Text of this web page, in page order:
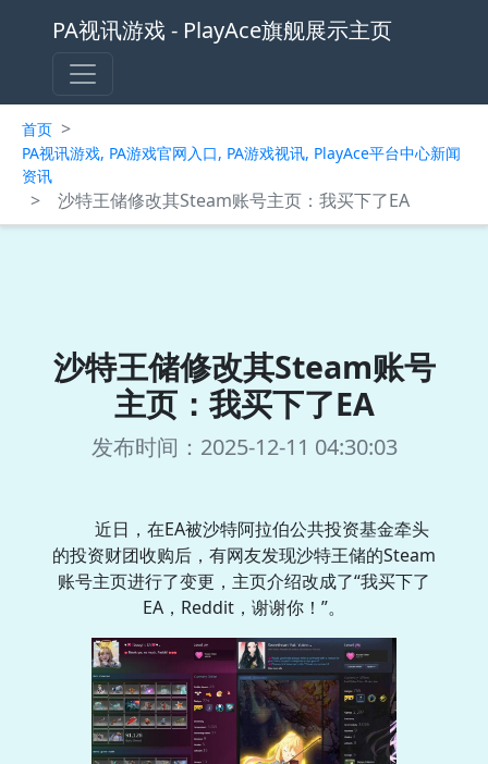
PA视讯游戏 - PlayAce旗舰展示主页
首页 >
PA视讯游戏, PA游戏官网入口, PA游戏视讯, PlayAce平台中心新闻
资讯
> 沙特王储修改其Steam账号主页：我买下了EA
沙特王储修改其Steam账号
主页：我买下了EA
发布时间：2025-12-11 04:30:03
近日，在EA被沙特阿拉伯公共投资基金牵头
的投资财团收购后，有网友发现沙特王储的Steam
账号主页进行了变更，主页介绍改成了“我买下了
EA，Reddit，谢谢你！”。